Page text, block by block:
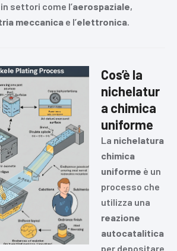
settori come l’aerospaziale,
meccanica e l’elettronica.
Cos’è la
nichelatur
a chimica
uniforme
La nichelatura
chimica
uniforme è un
processo che
utilizza una
reazione
autocatalitica
per depositare